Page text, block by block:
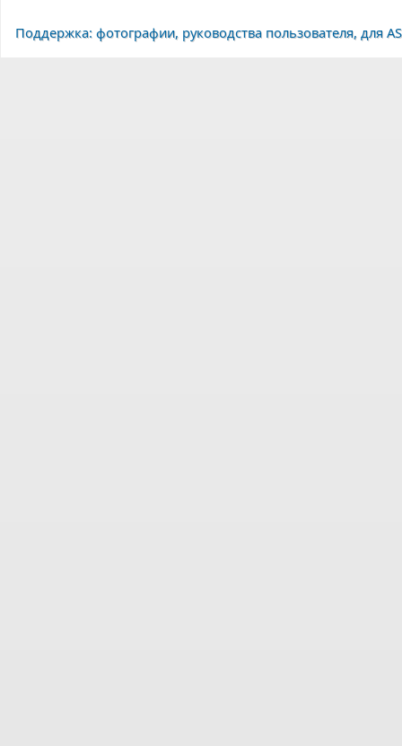
Поддержка: фотографии, руководства пользователя, для